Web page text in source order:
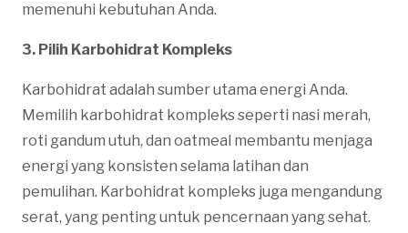
memenuhi kebutuhan Anda.
3. Pilih Karbohidrat Kompleks
Karbohidrat adalah sumber utama energi Anda.
Memilih karbohidrat kompleks seperti nasi merah,
roti gandum utuh, dan oatmeal membantu menjaga
energi yang konsisten selama latihan dan
pemulihan. Karbohidrat kompleks juga mengandung
serat, yang penting untuk pencernaan yang sehat.